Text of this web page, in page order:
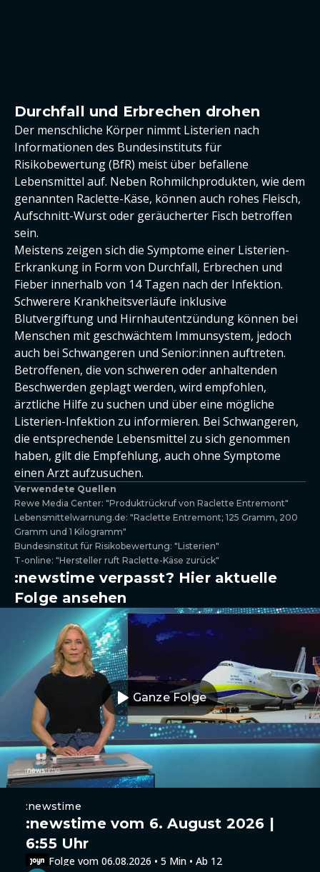
Durchfall und Erbrechen drohen
Der menschliche Körper nimmt Listerien nach
Informationen des Bundesinstituts für
Risikobewertung (BfR) meist über befallene
Lebensmittel auf. Neben Rohmilchprodukten, wie dem
genannten Raclette-Käse, können auch rohes Fleisch,
Aufschnitt-Wurst oder geräucherter Fisch betroffen
sein.
Meistens zeigen sich die Symptome einer Listerien-
Erkrankung in Form von Durchfall, Erbrechen und
Fieber innerhalb von 14 Tagen nach der Infektion.
Schwerere Krankheitsverläufe inklusive
Blutvergiftung und Hirnhautentzündung können bei
Menschen mit geschwächtem Immunsystem, jedoch
auch bei Schwangeren und Senior:innen auftreten.
Betroffenen, die von schweren oder anhaltenden
Beschwerden geplagt werden, wird empfohlen,
ärztliche Hilfe zu suchen und über eine mögliche
Listerien-Infektion zu informieren. Bei Schwangeren,
die entsprechende Lebensmittel zu sich genommen
haben, gilt die Empfehlung, auch ohne Symptome
einen Arzt aufzusuchen.
Verwendete Quellen
Rewe Media Center: "Produktrückruf von Raclette Entremont"
Lebensmittelwarnung.de: "Raclette Entremont; 125 Gramm, 200
Gramm und 1 Kilogramm"
Bundesinstitut für Risikobewertung: "Listerien"
T-online: "Hersteller ruft Raclette-Käse zurück"
:newstime verpasst? Hier aktuelle
Folge ansehen
Ganze Folge
:newstime
:newstime vom 6. August 2026 |
6:55 Uhr
Folge vom 06.08.2026 • 5 Min • Ab 12